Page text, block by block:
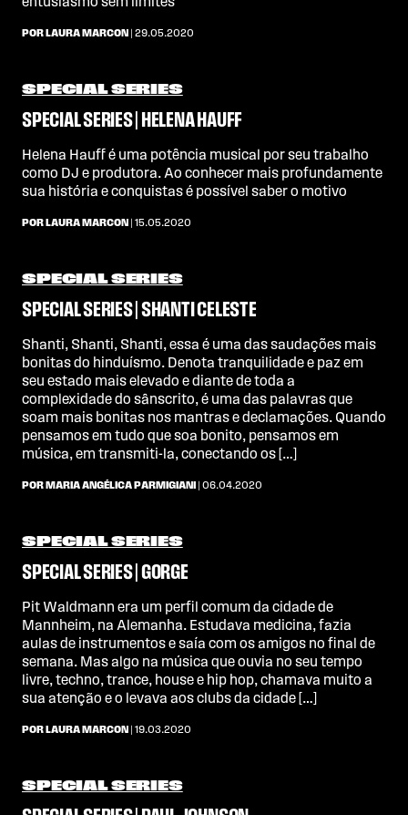
POR LAURA MARCON | 29.05.2020
SPECIAL SERIES
SPECIAL SERIES | HELENA HAUFF
Helena Hauff é uma potência musical por seu trabalho
como DJ e produtora. Ao conhecer mais profundamente
sua história e conquistas é possível saber o motivo
POR LAURA MARCON | 15.05.2020
SPECIAL SERIES
SPECIAL SERIES | SHANTI CELESTE
Shanti, Shanti, Shanti, essa é uma das saudações mais
bonitas do hinduísmo. Denota tranquilidade e paz em
seu estado mais elevado e diante de toda a
complexidade do sânscrito, é uma das palavras que
soam mais bonitas nos mantras e declamações. Quando
pensamos em tudo que soa bonito, pensamos em
música, em transmiti-la, conectando os […]
POR MARIA ANGÉLICA PARMIGIANI | 06.04.2020
SPECIAL SERIES
SPECIAL SERIES | GORGE
Pit Waldmann era um perfil comum da cidade de
Mannheim, na Alemanha. Estudava medicina, fazia
aulas de instrumentos e saía com os amigos no final de
semana. Mas algo na música que ouvia no seu tempo
livre, techno, trance, house e hip hop, chamava muito a
sua atenção e o levava aos clubs da cidade […]
POR LAURA MARCON | 19.03.2020
SPECIAL SERIES